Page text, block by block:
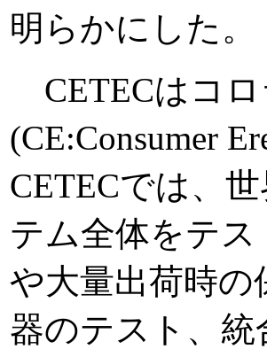
明らかにした。
CETECはコ
(CE:Consumer
CETECでは、
テム全体をテ
や大量出荷時の
器のテスト、